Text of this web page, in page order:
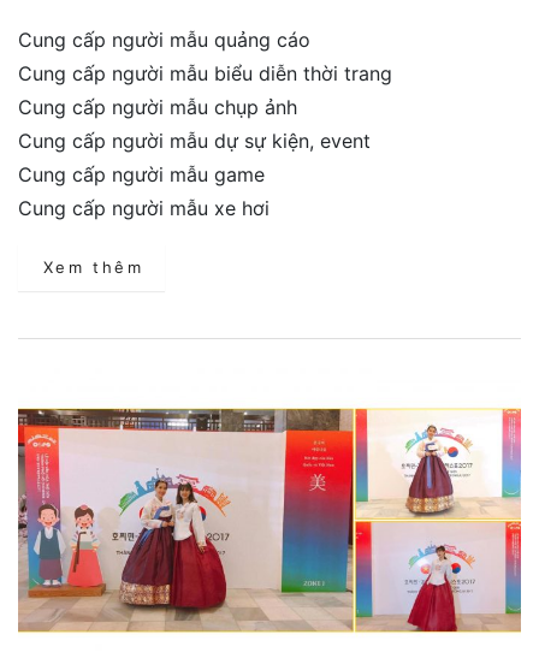
Cung cấp người mẫu quảng cáo
Cung cấp người mẫu biểu diễn thời trang
Cung cấp người mẫu chụp ảnh
Cung cấp người mẫu dự sự kiện, event
Cung cấp người mẫu game
Cung cấp người mẫu xe hơi
Xem thêm